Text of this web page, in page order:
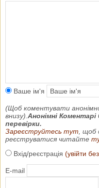
Ваше ім'я
(Щоб коментувати
внизу). Анонімні Коментарі
перевірки.
Зареєструйтесь тут ,
реєструватися читайте
Вхід/реєстрація (увійти
E-mail